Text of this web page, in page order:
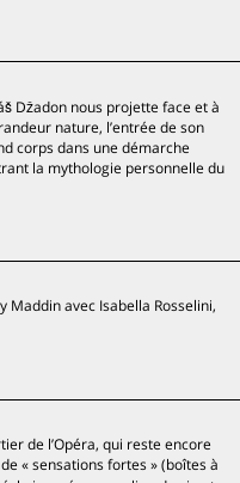
Džadon nous projette face et à
nature, l’entrée de son
corps dans une démarche
la mythologie personnelle du
Maddin avec Isabella Rosselini,
de l’Opéra, qui reste encore
« sensations fortes » (boîtes à